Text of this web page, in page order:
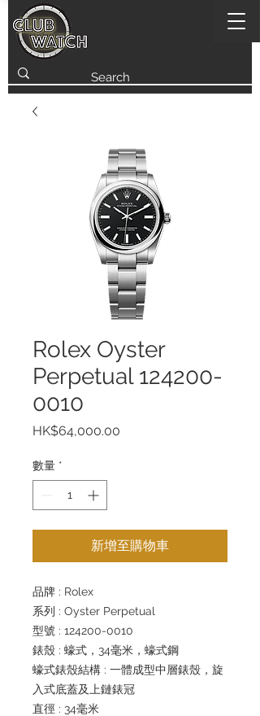
Rolex Oyster
Perpetual 124200-
0010
HK$64,000.00
數量 *
新增至購物車
品牌 : Rolex
系列 : Oyster Perpetual
型號 : 124200-0010
錶殼 : 蠔式，34毫米，蠔式鋼
蠔式錶殼結構 : 一體成型中層錶殼，旋
入式底蓋及上鏈錶冠
直徑 : 34毫米